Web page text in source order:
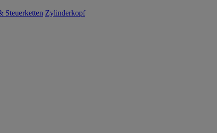
Steuerketten Zylinderkopf